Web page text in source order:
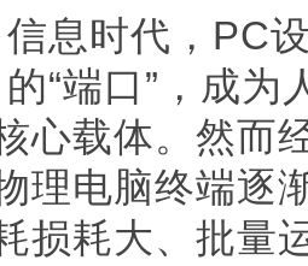
信息时代，PC
的“端口”，成
心载体。然而
理电脑终端逐
损耗大、批量